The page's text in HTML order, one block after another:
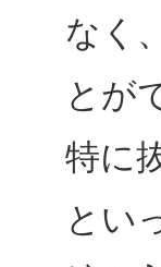
なく
とが
特に
とい